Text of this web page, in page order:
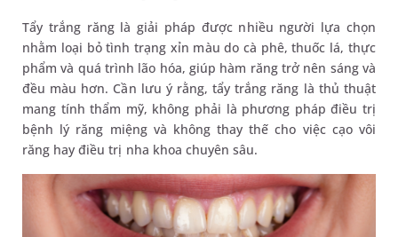
Tẩy trắng răng là giải pháp được nhiều người lựa chọn
nhằm loại bỏ tình trạng xỉn màu do cà phê, thuốc lá, thực
phẩm và quá trình lão hóa, giúp hàm răng trở nên sáng và
đều màu hơn. Cần lưu ý rằng, tẩy trắng răng là thủ thuật
mang tính thẩm mỹ, không phải là phương pháp điều trị
bệnh lý răng miệng và không thay thế cho việc cạo vôi
răng hay điều trị nha khoa chuyên sâu.